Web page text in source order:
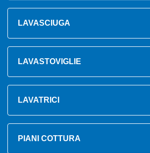
LAVASCIUGA
LAVASTOVIGLIE
LAVATRICI
PIANI COTTURA